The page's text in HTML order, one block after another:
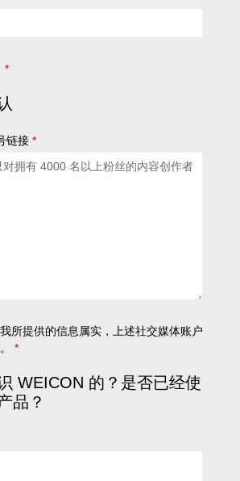
*
链接 *
所提供的信息属实，上述社交媒体账户
*
WEICON 的？是否已经使
品？